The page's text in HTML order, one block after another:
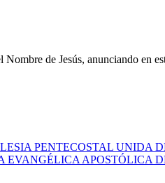
de Jesús, anunciando en
PENTECOSTAL UNIDA
EVANGÉLICA APOSTÓLICA